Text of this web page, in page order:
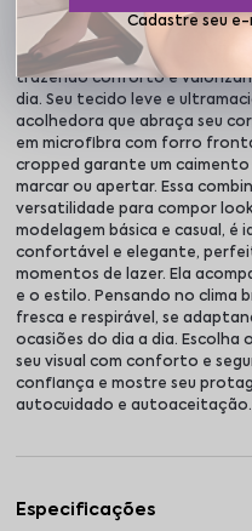
Código identificador (SKU):
O Cropped Frelith é a peça
trazendo conforto e
dia. Seu tecido leve e
acolhedora que abraça seu
em microfibra com forro
cropped garante um caimento
marcar ou apertar. Essa
versatilidade para compor
modelagem básica e casual, é
confortável e elegante,
momentos de lazer. Ela
e o estilo. Pensando no clima
fresca e respirável, se
ocasiões do dia a dia.
seu visual com conforto e
confiança e mostre seu
autocuidado e autoaceitação.
Especificações
Cadastre seu e-